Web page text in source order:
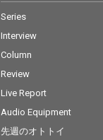
Series
Interview
Column
Review
Live Report
Audio Equipment
先週のオトトイ